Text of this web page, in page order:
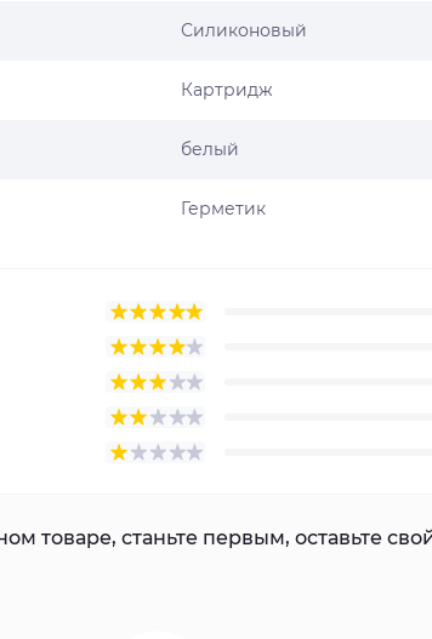
Силиконовый
Картридж
белый
Герметик
товаре, станьте первым, оставьте